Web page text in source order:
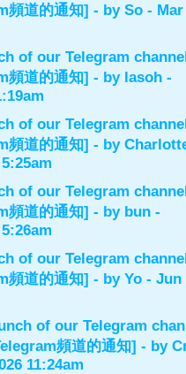
頻道的通知] - bySo - Mar
of our Telegram
頻道的通知] - by lasoh -
of our Telegram
頻道的通知] - by
of our Telegram
頻道的通知] - by bun -
of our Telegram
頻道的通知] - byYo - Jun
of our Telegram
頻道的通知] - by
11:24am